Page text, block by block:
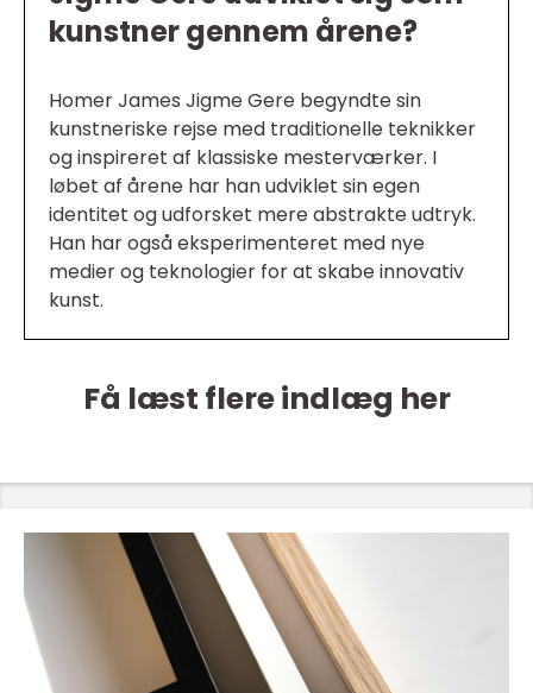
kunstner gennem årene?
Homer James Jigme Gere begyndte sin
kunstneriske rejse med traditionelle teknikker
og inspireret af klassiske mesterværker. I
løbet af årene har han udviklet sin egen
identitet og udforsket mere abstrakte udtryk.
Han har også eksperimenteret med nye
medier og teknologier for at skabe innovativ
kunst.
Få læst flere indlæg her